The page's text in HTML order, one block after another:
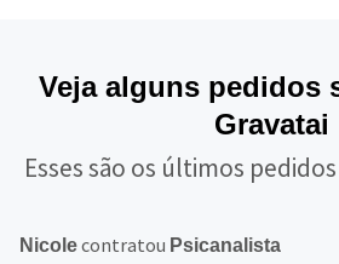
Veja alguns pedidos
Gravatai
Esses são os últimos
Nicolecontratou Psicanalista